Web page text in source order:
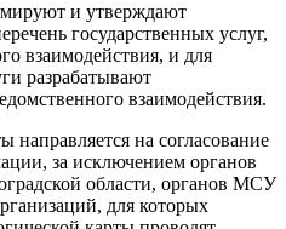
и утверждают
государственных услуг,
взаимодействия, и для
разрабатывают
взаимодействия.
направляется на согласование
за исключением органов
области, органов МСУ
для которых